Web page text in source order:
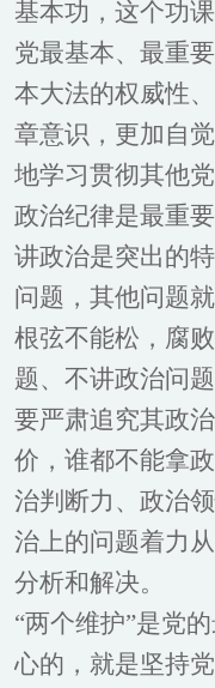
基本功，这个功
党最基本、最重
本大法的权威性
章意识，更加自
地学习贯彻其他
政治纪律是最重
讲政治是突出的
问题，其他问题
根弦不能松，腐
题、不讲政治问
要严肃追究其政
价，谁都不能拿
治判断力、政治
治上的问题着力
分析和解决。
“两个维护”是党
心的，就是坚持